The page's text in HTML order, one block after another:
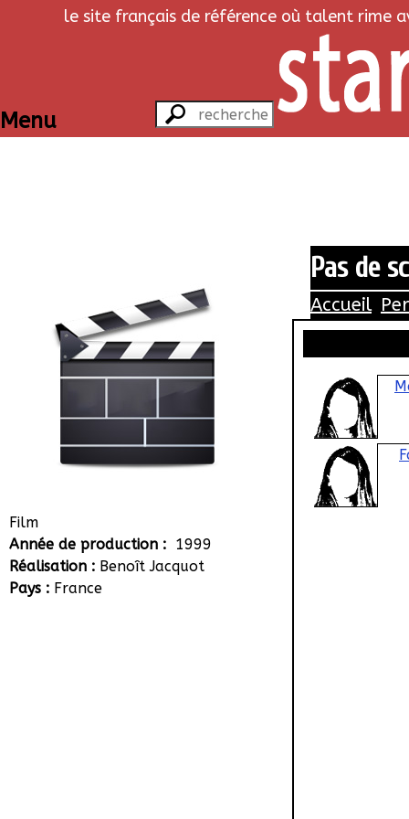
le site français de référence où talent rime
Menu
Film
Année de production : 1999
Réalisation : Benoît Jacquot
Pays : France
Pas de
Accueil